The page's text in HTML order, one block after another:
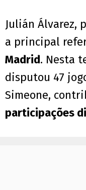
Julián Álvarez,
a principal
Madrid. Nesta
disputou 47
Simeone,
participações